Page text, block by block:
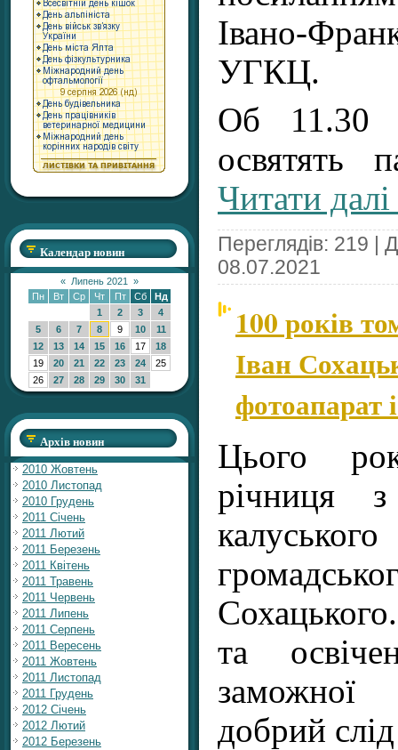
Календар новин
« Липень 2021
»
Пн
Вт Ср Чт Пт Сб
Нд
1
2 3
4
5
6 7 8 9 10
11
12
13 14 15 16 17
18
19
20 21 22 23 24
25
26
27 28 29 30 31
Архів новин
2010 Жовтень
2010 Листопад
2010 Грудень
2011 Січень
2011 Лютий
2011 Березень
2011 Квітень
2011 Травень
2011 Червень
2011 Липень
2011 Серпень
2011 Вересень
2011 Жовтень
2011 Листопад
2011 Грудень
2012 Січень
2012 Лютий
2012 Березень
Івано-
УГКЦ.
Об 11.30
освятять
Читати
Переглядів: 219 |
08.07.2021
100 років
Іван
фотоапарат
Цього
річниця
та
добрий